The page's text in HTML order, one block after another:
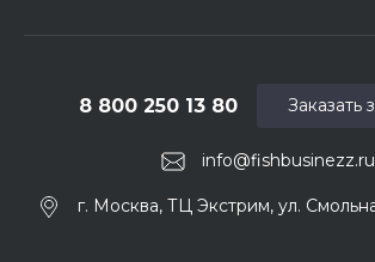
info@fishbusinezz.ru
8 800 250 13 80
г. Москва, ТЦ Экстрим, ул.
Заказать